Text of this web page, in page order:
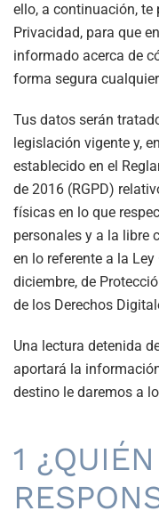
ello, a continuación,
Privacidad, para que
informado acerca de
forma segura
Tus datos serán
legislación vigente y,
establecido en el
de 2016 (RGPD)
físicas en lo que
personales y a la libre
en lo referente a la
diciembre, de
de los Derechos
Una lectura detenida
aportará la
destino le daremos a
1